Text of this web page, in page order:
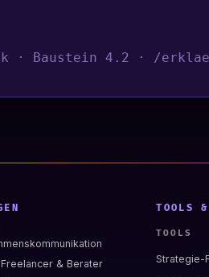
· Baustein 4.2 · /
& Berater
TOOLS
TOOLS
Strategie-